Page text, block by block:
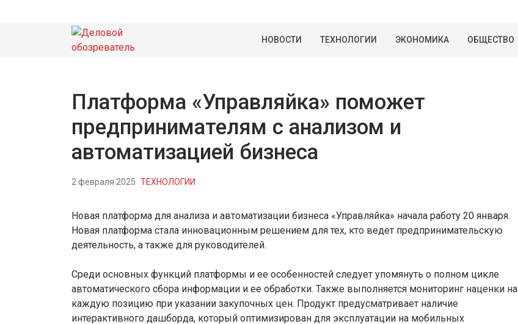
НОВОСТИ ТЕХНОЛОГИИ ЭКОНОМИКА ОБЩЕСТВО
Платформа «Управляйка» поможет
предпринимателям с анализом и
автоматизацией бизнеса
2 февраля 2025 ТЕХНОЛОГИИ
Новая платформа для анализа и автоматизации бизнеса «Управляйка» начала работу 20 января.
Новая платформа стала инновационным решением для тех, кто ведет предпринимательскую
деятельность, а также для руководителей.
Среди основных функций платформы и ее особенностей следует упомянуть о полном цикле
автоматического сбора информации и ее обработки. Также выполняется мониторинг наценки на
каждую позицию при указании закупочных цен. Продукт предусматривает наличие
интерактивного дашборда, который оптимизирован для эксплуатации на мобильных